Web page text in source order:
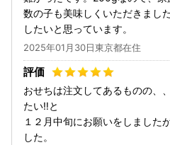
数の子も美味しくいただきまし
したいと思っています。
2025年01月30日東京都在住
おせちは注文してあるものの、
たい‼️と
１２月中旬にお願いをしました
した。